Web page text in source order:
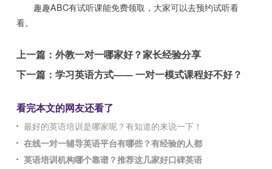
趣趣ABC有试听课能免费领取，大家可以去预约试听看
看。
上一篇：外教一对一哪家好？家长经验分享
下一篇：学习英语方式—— 一对一模式课程好不好？
看完本文的网友还看了
最好的英语培训是哪家呢？有知道的来说一下！
在线一对一辅导英语平台有哪些？有经验的人都
英语培训机构哪个靠谱？推荐这几家好口碑英语